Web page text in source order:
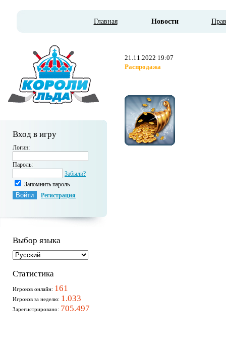
Главная Новости
Вход в игру
Логин:
Пароль:
Забыли?
Запомнить пароль
Регистрация
Выбор языка
Статистика
Игроков онлайн: 161
Игроков за неделю: 1.033
Зарегистрировано: 705.497
21.11.2022 19:07
Распродажа